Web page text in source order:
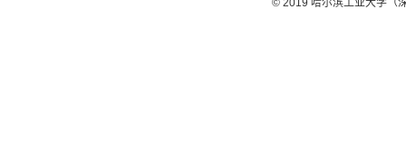
© 2019 哈尔滨工业大学（